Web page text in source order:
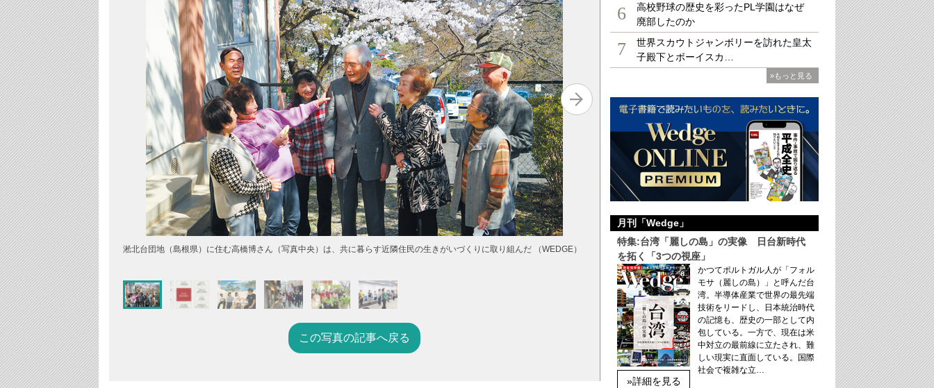
淞北台団地（島根県）に住む高橋博さん（写真中央）は、共に暮らす近隣住民の生きがいづくりに取り組んだ （WEDGE）
この写真の記事へ戻る
6
高校野球の歴史を彩ったPL学園はなぜ
廃部したのか
7
世界スカウトジャンボリーを訪れた皇太
子殿下とボーイスカ…
»もっと見る
月刊「Wedge」
特集:台湾「麗しの島」の実像 日台新時代
を拓く「3つの視座」
»詳細を見る
かつてポルトガル人が「フォル
モサ（麗しの島）」と呼んだ台
湾。半導体産業で世界の最先端
技術をリードし、日本統治時代
の記憶も、歴史の一部として内
包している。一方で、現在は米
中対立の最前線に立たされ、難
しい現実に直面している。国際
社会で複雑な立…